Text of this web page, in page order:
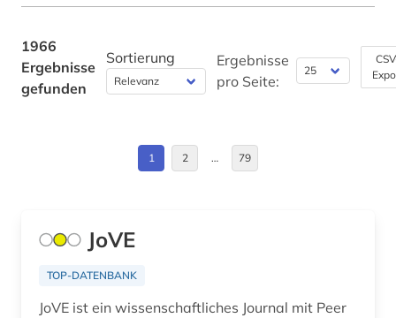
alltagskultur (1)
aloys ludwig (1)
Bremen (5)
Deutschland (DDR) (52)
1966
Ergebnisse
gefunden
Sortierung
Ergebnisse
pro Seite:
1 2 … 79
JoVE
TOP-DATENBANK
JoVE ist ein wissenschaftliches Journal mit Peer